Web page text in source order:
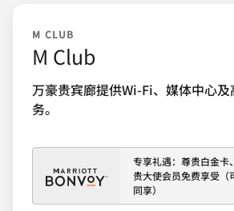
M CLUB
M Club
万豪贵宾廊提供Wi-Fi、媒体中心
务。
专享礼遇：尊贵白金卡
贵大使会员免费享受（
同享）